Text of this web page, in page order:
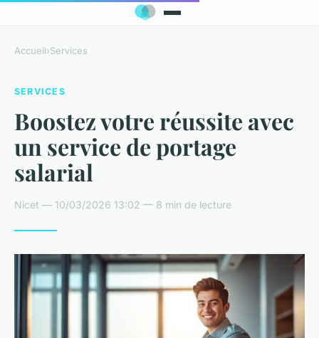
Accueil›Services
SERVICES
Boostez votre réussite avec
un service de portage
salarial
Nicet — 10/03/2026 13:02 — 8 min de lecture